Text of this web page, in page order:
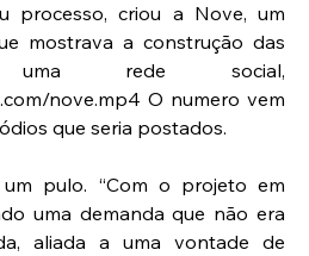
processo, criou a Nove, um
mostrava a construção das
rede social,
nove.mp4 O numero vem
que seria postados.
pulo. “Com o projeto em
uma demanda que não era
aliada a uma vontade de